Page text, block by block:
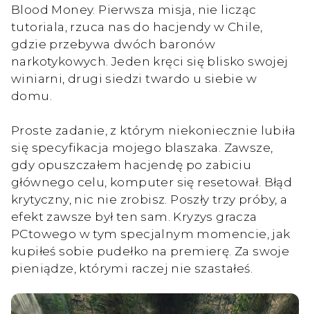
Blood Money. Pierwsza misja, nie licząc
tutoriala, rzuca nas do hacjendy w Chile,
gdzie przebywa dwóch baronów
narkotykowych. Jeden kręci się blisko swojej
winiarni, drugi siedzi twardo u siebie w
domu.
Proste zadanie, z którym niekoniecznie lubiła
się specyfikacja mojego blaszaka. Zawsze,
gdy opuszczałem hacjendę po zabiciu
głównego celu, komputer się resetował. Błąd
krytyczny, nic nie zrobisz. Poszły trzy próby, a
efekt zawsze był ten sam. Kryzys gracza
PCtowego w tym specjalnym momencie, jak
kupiłeś sobie pudełko na premierę. Za swoje
pieniądze, którymi raczej nie szastałeś.